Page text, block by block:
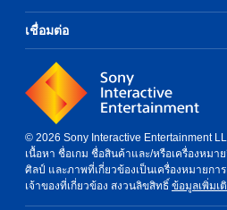
เชื่อมต่อ
© 2026 Sony Interactive Entertainment
เนื้อหา ชื่อเกม ชื่อสินค้าและ/หรือเครื่องหมา
ศิลป์ และภาพที่เกี่ยวข้องเป็นเครื่องหมายก
เจ้าของที่เกี่ยวข้อง สงวนลิขสิทธิ์ ข้อมูลเพิ่มเ